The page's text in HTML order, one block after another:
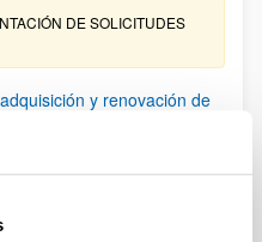
DE SOLICITUDES
y renovación de
bibliográficos en la
del listado provisional de
03/2026: Relación